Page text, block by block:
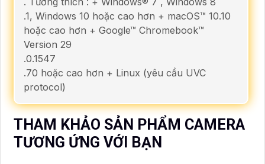
.1, Windows 10 hoặc cao hơn + macOS™ 10.10
hoặc cao hơn + Google™ Chromebook™
Version 29
.0.1547
.70 hoặc cao hơn + Linux (yêu cầu UVC
protocol)
THAM KHẢO SẢN PHẨM CAMERA
TƯƠNG ỨNG VỚI BẠN